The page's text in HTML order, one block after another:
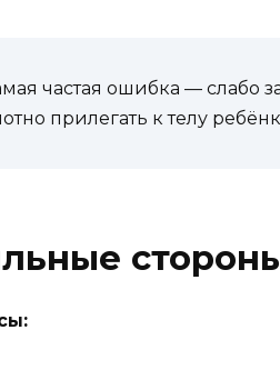
частая ошибка — слабо
прилегать к телу